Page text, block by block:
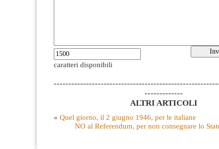
caratteri disponibili
-------------
ALTRI ARTICOLI
« Quel giorno, il 2 giugno 1946, per le italiane
NO al Referendum, per non consegnare lo